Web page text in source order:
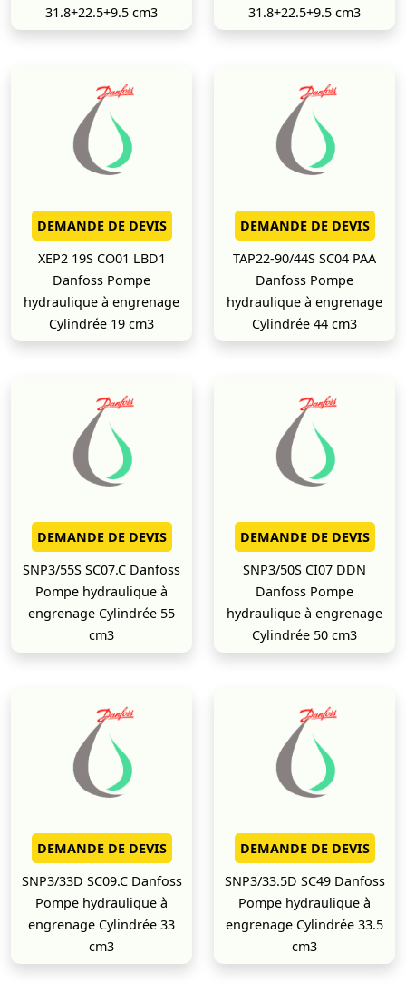
31.8+22.5+9.5 cm3
31.8+22.5+9.5 cm3
DEMANDE DE DEVIS
XEP2 19S CO01 LBD1
Danfoss Pompe
hydraulique à engrenage
Cylindrée 19 cm3
DEMANDE DE DEVIS
TAP22-90/44S SC04 PAA
Danfoss Pompe
hydraulique à engrenage
Cylindrée 44 cm3
DEMANDE DE DEVIS
SNP3/55S SC07.C Danfoss
Pompe hydraulique à
engrenage Cylindrée 55
cm3
DEMANDE DE DEVIS
SNP3/50S CI07 DDN
Danfoss Pompe
hydraulique à engrenage
Cylindrée 50 cm3
DEMANDE DE DEVIS
SNP3/33D SC09.C Danfoss
Pompe hydraulique à
engrenage Cylindrée 33
cm3
DEMANDE DE DEVIS
SNP3/33.5D SC49 Danfoss
Pompe hydraulique à
engrenage Cylindrée 33.5
cm3